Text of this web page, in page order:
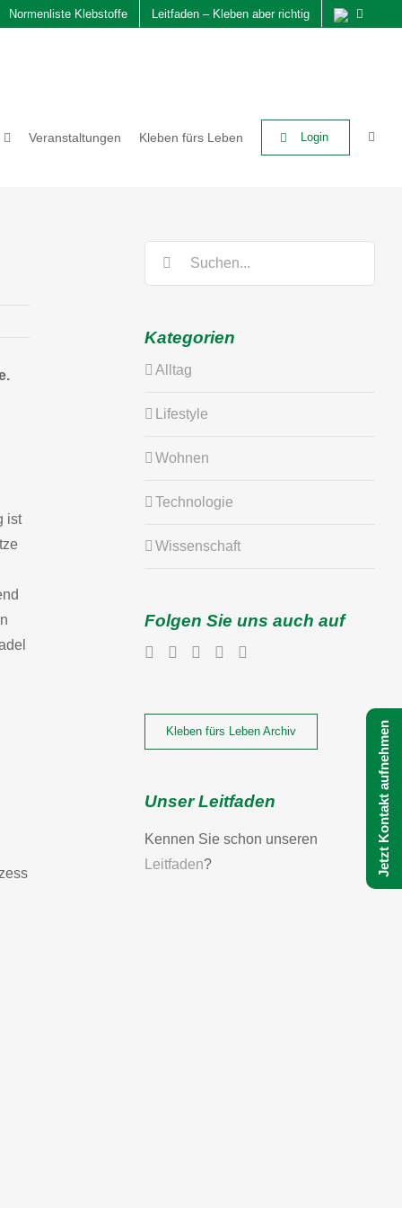
Normenliste Klebstoffe Leitfaden – Kleben aber richtig
Veranstaltungen Kleben fürs Leben Login
ist
Kategorien
Alltag
Lifestyle
Wohnen
Technologie
Wissenschaft
Folgen Sie uns auch auf
Kleben fürs Leben Archiv
Unser Leitfaden
Kennen Sie schon unseren
Leitfaden? Jetzt Kontakt aufnehmen